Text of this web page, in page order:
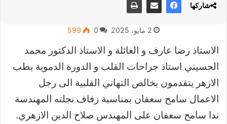
2 مايو، 2025 0
599
الاستاذ رضا عارف و العائلة و الاستاذ الدكتور محمد
الحسيني استاذ جراحات القلب و الدورة الدموية بطب
الازهر يتقدمون بخالص التهاني القلبية الى رجل
الاعمال سامح سعفان بمناسبة زفاف نجلته المهندسة
ندا سامح سعفان على المهندس صلاح الدين الازهري.
شاركها